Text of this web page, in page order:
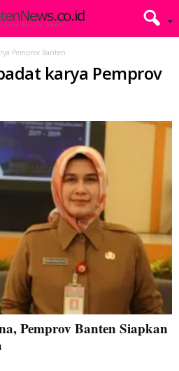
Pemprov Banten
karya Pemprov
Pemprov Banten Siapkan